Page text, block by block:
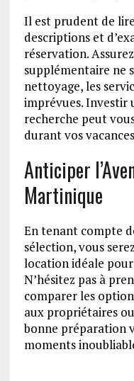
Il est prudent de
descriptions et
réservation.
supplémentaire ne
nettoyage, les
imprévues. Investir
recherche peut
durant vos
Anticiper
Martinique
En tenant compte
sélection, vous
location idéale
N’hésitez pas à
comparer les
aux propriétaires
bonne préparation
moments